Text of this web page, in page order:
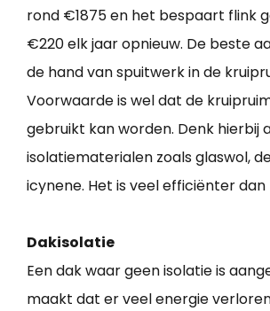
rond €1875 en het bespaart flink
€220 elk jaar opnieuw. De beste
de hand van spuitwerk in de
Voorwaarde is wel dat de
gebruikt kan worden. Denk hierbij
isolatiematerialen zoals glaswol,
icynene. Het is veel efficiënter
Dakisolatie
Een dak waar geen isolatie is
maakt dat er veel energie